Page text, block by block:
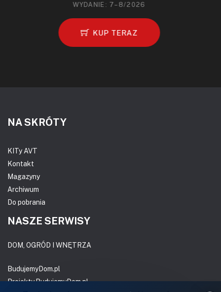
WYDANIE: 7–8/2026
KUP TERAZ
NA SKRÓTY
KITy AVT
Kontakt
Magazyny
Archiwum
Do pobrania
NASZE SERWISY
DOM, OGRÓD I WNĘTRZA
BudujemyDom.pl
Projekty.BudujemyDom.pl